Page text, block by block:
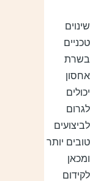
יותר